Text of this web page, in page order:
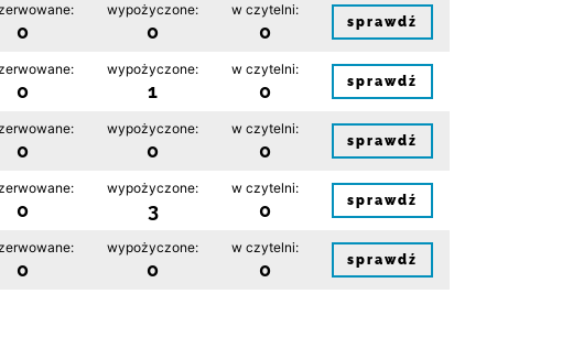
0
wypożyczone:
0
w czytelni:
0 sprawdź
0
wypożyczone:
1
w czytelni:
0 sprawdź
0
wypożyczone:
0
w czytelni:
0 sprawdź
0
wypożyczone:
3
w czytelni:
0 sprawdź
0
wypożyczone:
0
w czytelni:
0 sprawdź